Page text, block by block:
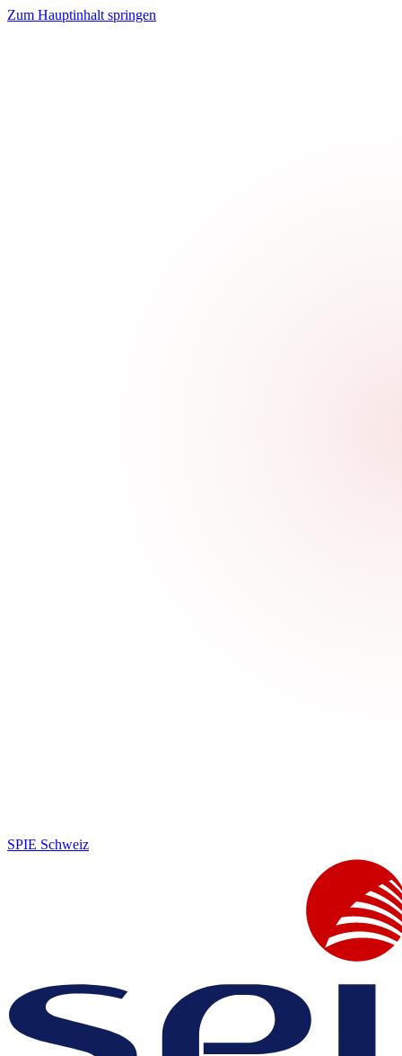
Zum Hauptinhalt springen
SPIE Schweiz